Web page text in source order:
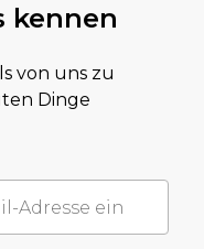
kennen
von uns zu
Dinge